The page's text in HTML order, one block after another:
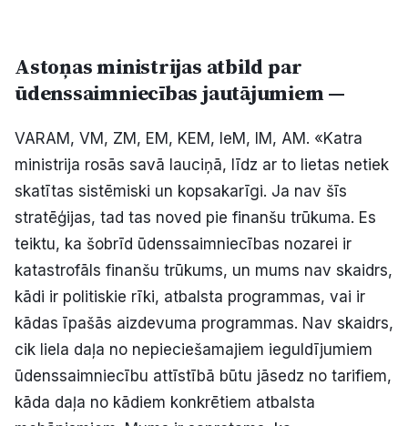
Astoņas ministrijas atbild par
ūdenssaimniecības jautājumiem —
VARAM, VM, ZM, EM, KEM, IeM, IM, AM. «Katra
ministrija rosās savā lauciņā, līdz ar to lietas netiek
skatītas sistēmiski un kopsakarīgi. Ja nav šīs
stratēģijas, tad tas noved pie finanšu trūkuma. Es
teiktu, ka šobrīd ūdenssaimniecības nozarei ir
katastrofāls finanšu trūkums, un mums nav skaidrs,
kādi ir politiskie rīki, atbalsta programmas, vai ir
kādas īpašās aizdevuma programmas. Nav skaidrs,
cik liela daļa no nepieciešamajiem ieguldījumiem
ūdenssaimniecību attīstībā būtu jāsedz no tarifiem,
kāda daļa no kādiem konkrētiem atbalsta